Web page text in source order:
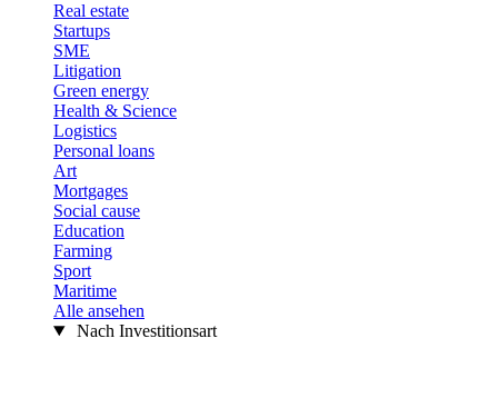
Real estate
Startups
SME
Litigation
Green energy
Health & Science
Logistics
Personal loans
Art
Mortgages
Social cause
Education
Farming
Sport
Maritime
Alle ansehen
Nach Investitionsart